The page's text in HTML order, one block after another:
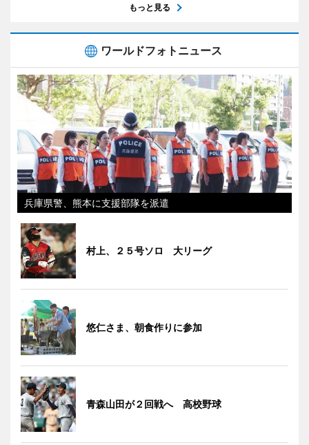
もっと見る
ワールドフォトニュース
兵庫県警、熊本に支援部隊を派遣
村上、２５号ソロ 大リーグ
悠仁さま、朝食作りに参加
青森山田が２回戦へ 高校野球